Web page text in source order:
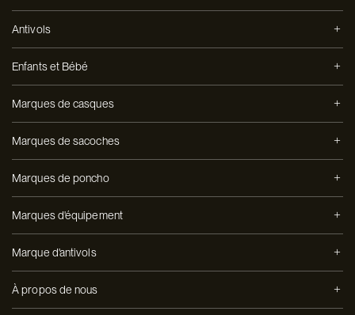
Antivols
Enfants et Bébé
Marques de casques
Marques de sacoches
Marques de poncho
Marques d'équipement
Marque d'antivols
À propos de nous